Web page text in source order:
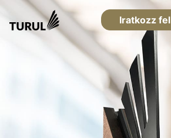
Iratkozz fel